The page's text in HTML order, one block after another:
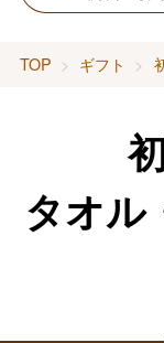
TOP ギフト
タオル